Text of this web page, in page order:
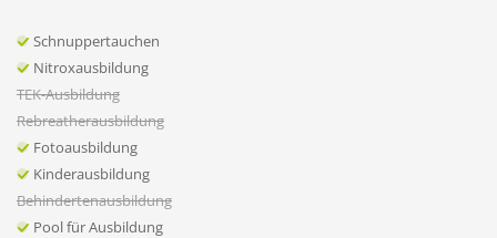
Schnuppertauchen
Nitroxausbildung
TEK-Ausbildung
Rebreatherausbildung
Fotoausbildung
Kinderausbildung
Behindertenausbildung
Pool für Ausbildung